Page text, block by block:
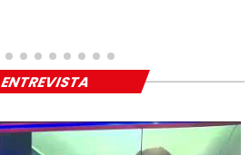
ENTREVISTA